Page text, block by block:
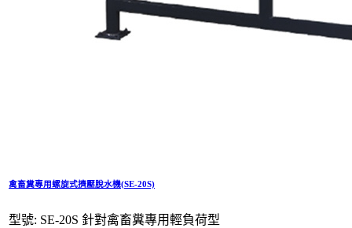
禽畜糞專用螺旋式擠壓脫水機(SE-20S)
型號: SE-20S 針對禽畜糞專用輕負荷型